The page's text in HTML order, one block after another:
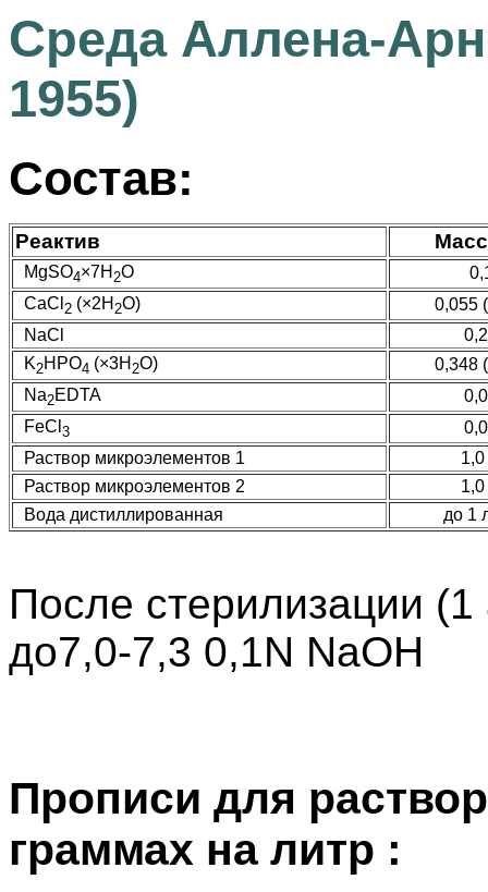
Среда Аллена-
1955)
Состав:
Реактив
MgSO4×7H 2O
CaCl 2 (×2H 2O)
0,055
NaCl
K2HPO4 (×3H 2O)
0,348
Na2EDTA
FeCl 3
Раствор микроэлементов 1
Раствор микроэлементов 2
Вода дистиллированная
до 1
После стерилизации
до7,0-7,3 0,1N NaOH
Прописи для
граммах на литр :